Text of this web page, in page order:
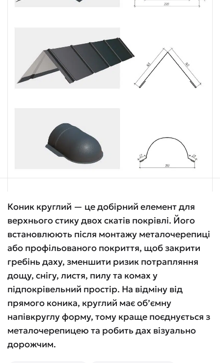
Коник круглий — це добірний елемент для
верхнього стику двох скатів покрівлі. Його
встановлюють після монтажу металочерепиці
або профільованого покриття, щоб закрити
гребінь даху, зменшити ризик потрапляння
дощу, снігу, листя, пилу та комах у
підпокрівельний простір. На відміну від
прямого коника, круглий має об’ємну
напівкруглу форму, тому краще поєднується з
металочерепицею та робить дах візуально
дорожчим.